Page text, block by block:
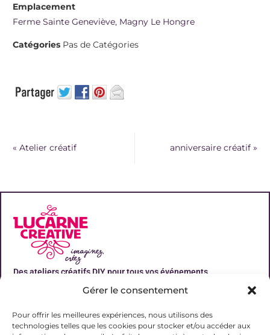
Gérer le consentement
Pour offrir les meilleures expériences, nous utilisons des
technologies telles que les cookies pour stocker et/ou accéder aux
Emplacement
Ferme Sainte Geneviève, Magny Le Hongre
Catégories Pas de Catégories
« Atelier créatif anniversaire créatif »
Des ateliers créatifs DIY pour tous vos événements
Liens utiles